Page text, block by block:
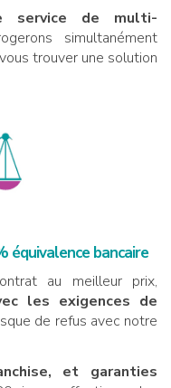
service de multi-
simultanément
trouver une solution
équivalence bancaire
au meilleur prix,
les exigences de
de refus avec notre
et garanties